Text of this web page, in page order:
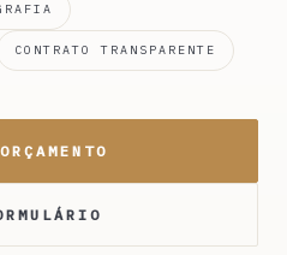
CONTRATO TRANSPARENTE